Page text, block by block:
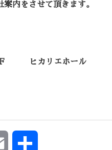
内をさせて頂きます。
9F ヒカリエホール
Email